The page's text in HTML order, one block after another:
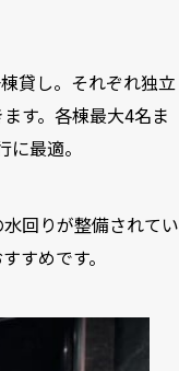
貸し。それぞれ独立
す。各棟最大4名ま
最適。
回りが整備されてい
すめです。